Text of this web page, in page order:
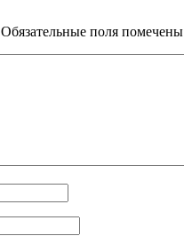
Обязательные поля